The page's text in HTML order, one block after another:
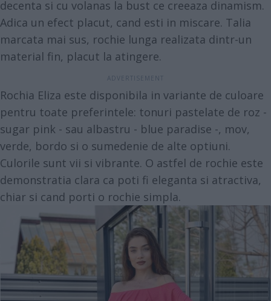
decenta si cu volanas la bust ce creeaza dinamism.
Adica un efect placut, cand esti in miscare. Talia
marcata mai sus, rochie lunga realizata dintr-un
material fin, placut la atingere.
Rochia Eliza este disponibila in variante de culoare
pentru toate preferintele: tonuri pastelate de roz -
sugar pink - sau albastru - blue paradise -, mov,
verde, bordo si o sumedenie de alte optiuni.
Culorile sunt vii si vibrante. O astfel de rochie este
demonstratia clara ca poti fi eleganta si atractiva,
chiar si cand porti o rochie simpla.